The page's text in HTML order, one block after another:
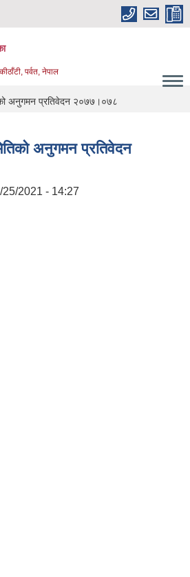
पर्वत, नेपाल
अनुगमन प्रतिवेदन २०७७।०७८
अनुगमन प्रतिवेदन
25/2021 - 14:27